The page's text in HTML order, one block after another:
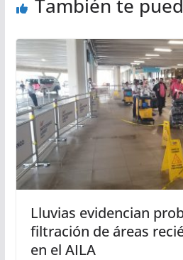
También te
Lluvias evidencian
filtración de áreas
en el AILA